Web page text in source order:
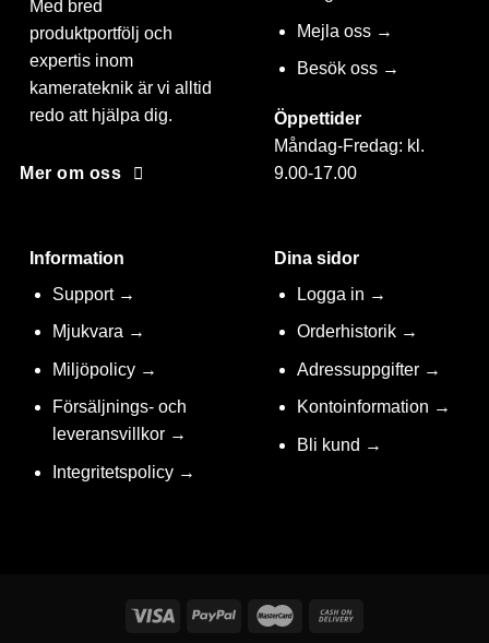
Med bred
produktportfölj och
expertis inom
kamerateknik är vi alltid
redo att hjälpa dig.
Mer om oss
Mejla oss →
Besök oss →
Öppettider
Måndag-Fredag: kl.
9.00-17.00
Information
Support →
Mjukvara →
Miljöpolicy →
Försäljnings- och
leveransvillkor →
Integritetspolicy →
Dina sidor
Logga in →
Orderhistorik →
Adressuppgifter →
Kontoinformation →
Bli kund →